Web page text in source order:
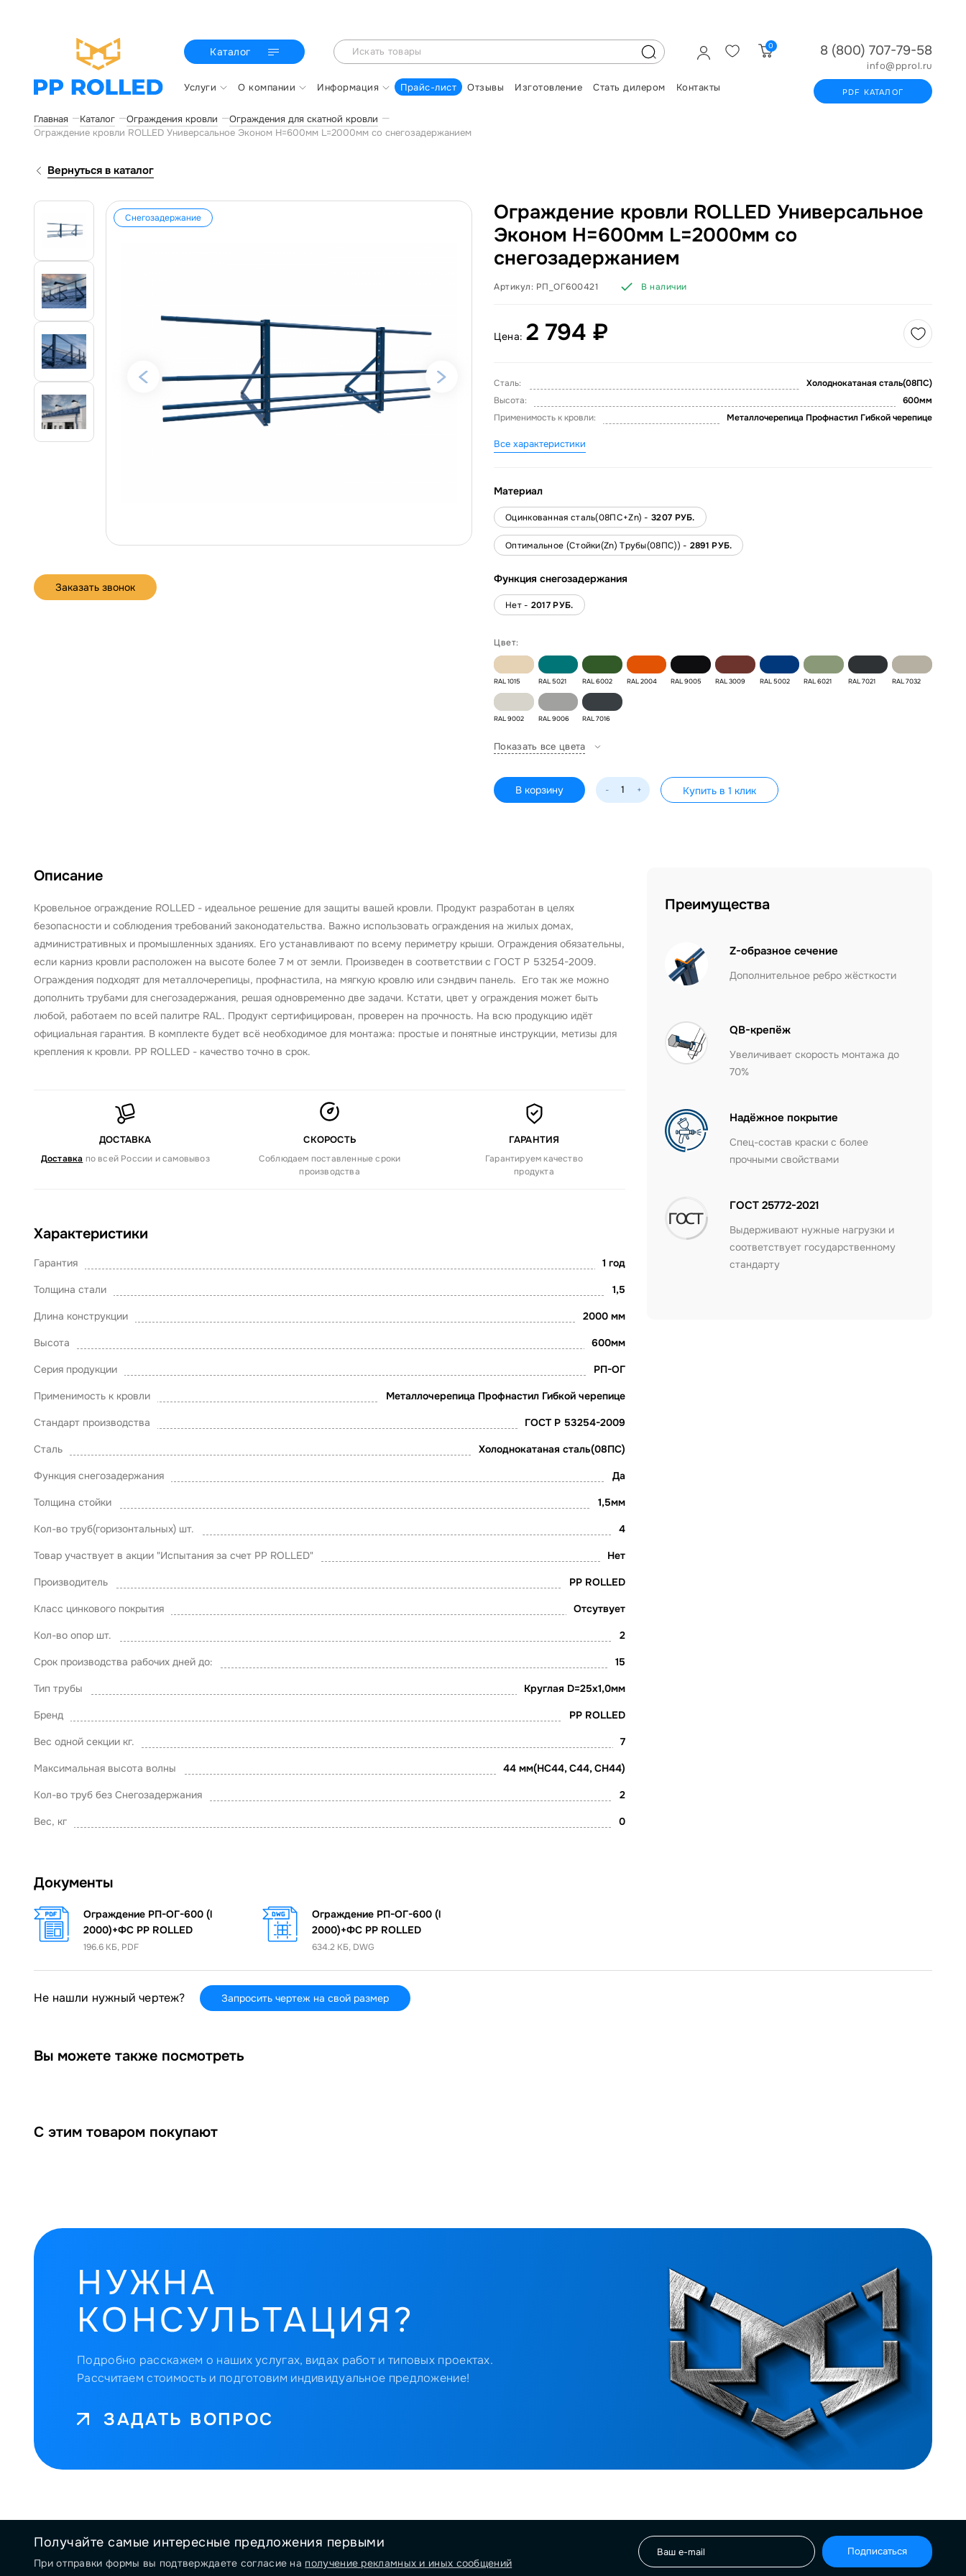
Каталог 0
Услуги О компании Информация Прайс-лист Отзывы Изготовление Стать дилером Контакты
8 (800) 707-79-58
info@pprol.ru
PDF КАТАЛОГ
Главная Каталог Ограждения кровли
Ограждения для скатной кровли
Ограждение кровли ROLLED Универсальное Эконом H=600мм L=2000мм со снегозадержанием
Вернуться в каталог
Снегозадержание
Заказать звонок
Ограждение кровли ROLLED Универсальное
Эконом H=600мм L=2000мм со
снегозадержанием
Артикул: РП_ОГ600421 В наличии
Цена: 2 794 ₽
Сталь:
Холоднокатаная сталь(08ПС)
Высота:
600мм
Применимость к кровли:
Металлочерепица Профнастил Гибкой черепице
Все характеристики
Материал
Оцинкованная сталь(08ПС+Zn) - 3207 РУБ.
Оптимальное (Стойки(Zn) Трубы(08ПС)) - 2891 РУБ.
Функция снегозадержания
Нет - 2017 РУБ.
Цвет:
RAL 1015 RAL 5021 RAL 6002 RAL 2004 RAL 9005 RAL 3009 RAL 5002 RAL 6021 RAL 7021 RAL 7032
RAL 9002 RAL 9006 RAL 7016
Показать все цвета
В корзину - + Купить в 1 клик
Описание
Кровельное ограждение ROLLED - идеальное решение для защиты вашей кровли. Продукт разработан в целях
безопасности и соблюдения требований законодательства. Важно использовать ограждения на жилых домах,
административных и промышленных зданиях. Его устанавливают по всему периметру крыши. Ограждения обязательны,
если карниз кровли расположен на высоте более 7 м от земли. Произведен в соответствии с ГОСТ Р 53254-2009.
Ограждения подходят для металлочерепицы, профнастила, на мягкую кровлю или сэндвич панель. Его так же можно
дополнить трубами для снегозадержания, решая одновременно две задачи. Кстати, цвет у ограждения может быть
любой, работаем по всей палитре RAL. Продукт сертифицирован, проверен на прочность. На всю продукцию идёт
официальная гарантия. В комплекте будет всё необходимое для монтажа: простые и понятные инструкции, метизы для
крепления к кровли. PP ROLLED - качество точно в срок.
ДОСТАВКА
Доставка по всей России и самовывоз
СКОРОСТЬ
Соблюдаем поставленные сроки
производства
ГАРАНТИЯ
Гарантируем качество
продукта
Характеристики
Гарантия 1 год
Толщина стали 1,5
Длина конструкции 2000 мм
Высота 600мм
Серия продукции РП-ОГ
Применимость к кровли Металлочерепица Профнастил Гибкой черепице
Стандарт производства ГОСТ Р 53254-2009
Сталь Холоднокатаная сталь(08ПС)
Функция снегозадержания Да
Толщина стойки 1,5мм
Кол-во труб(горизонтальных) шт. 4
Товар участвует в акции "Испытания за счет PP ROLLED" Нет
Производитель PP ROLLED
Класс цинкового покрытия Отсутвует
Кол-во опор шт. 2
Срок производства рабочих дней до: 15
Тип трубы Круглая D=25х1,0мм
Бренд PP ROLLED
Вес одной секции кг. 7
Максимальная высота волны 44 мм(НС44, С44, СН44)
Кол-во труб без Снегозадержания 2
Вес, кг 0
Преимущества
Z-образное сечение
Дополнительное ребро жёсткости
QB-крепёж
Увеличивает скорость монтажа до
70%
Надёжное покрытие
Спец-состав краски с более
прочными свойствами
ГОСТ 25772-2021
Выдерживают нужные нагрузки и
соответствует государственному
стандарту
Документы
Ограждение РП-ОГ-600 (l
2000)+ФС PP ROLLED
196.6 КБ, PDF
Ограждение РП-ОГ-600 (l
2000)+ФС PP ROLLED
634.2 КБ, DWG
Не нашли нужный чертеж? Запросить чертеж на свой размер
Вы можете также посмотреть
С этим товаром покупают
НУЖНА
КОНСУЛЬТАЦИЯ?
Подробно расскажем о наших услугах, видах работ и типовых проектах.
Рассчитаем стоимость и подготовим индивидуальное предложение!
ЗАДАТЬ ВОПРОС
Получайте самые интересные предложения первыми
При отправки формы вы подтверждаете согласие на получение рекламных и иных сообщений
Подписаться